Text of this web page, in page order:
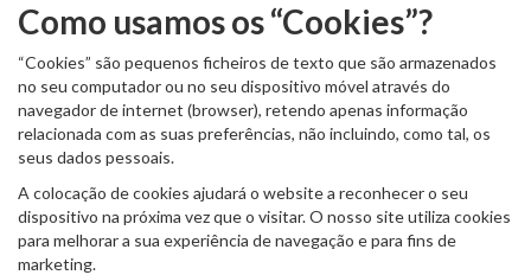
Como usamos os “Cookies”?
“Cookies” são pequenos ficheiros de texto que são armazenados
no seu computador ou no seu dispositivo móvel através do
navegador de internet (browser), retendo apenas informação
relacionada com as suas preferências, não incluindo, como tal, os
seus dados pessoais.
A colocação de cookies ajudará o website a reconhecer o seu
dispositivo na próxima vez que o visitar. O nosso site utiliza cookies
para melhorar a sua experiência de navegação e para fins de
marketing.